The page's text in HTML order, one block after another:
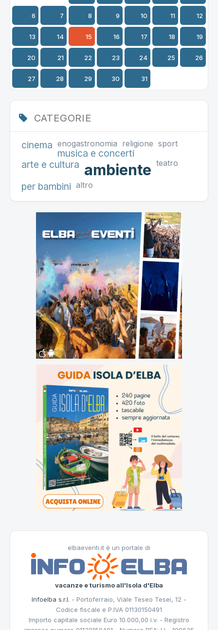
6 7 8 9 10 11 12
13 14 15 16 17 18 19
20 21 22 23 24 25 26
27 28 29 30 31
CATEGORIE
cinema enogastronomia religione sport
musica e concerti
arte e cultura ambiente teatro
per bambini altro
elbaeventi.it è un portale di
vacanze e turismo all'Isola d'Elba
Infoelba s.r.l. - Portoferraio, Viale Teseo Tesei, 12 -
Codice fiscale e P.IVA 01130150491
Importo capitale sociale Euro 10.000,00 i.v. - Registro